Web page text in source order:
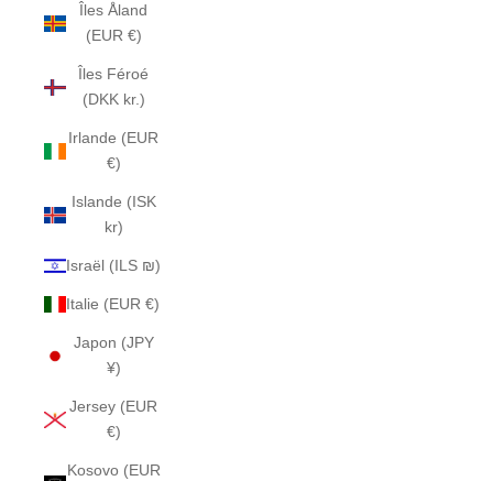
Îles Åland
(EUR €)
Îles Féroé
(DKK kr.)
Irlande (EUR
€)
Islande (ISK
kr)
Israël (ILS ₪)
Italie (EUR €)
Japon (JPY
¥)
Jersey (EUR
€)
Kosovo (EUR